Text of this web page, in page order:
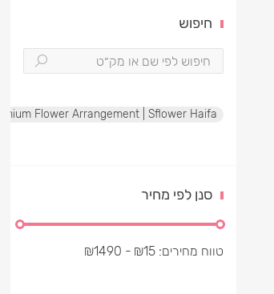
חיפוש
Flower Arrangement | Sflower Haifa
סנן לפי מחיר
טווח מחירים: ₪15
- ₪
1490